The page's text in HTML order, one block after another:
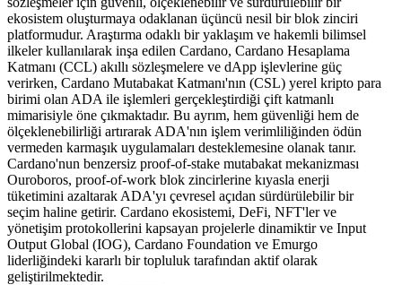
ekosistem oluşturmaya odaklanan üçüncü nesil bir blok zinciri
platformudur. Araştırma odaklı bir yaklaşım ve hakemli bilimsel
ilkeler kullanılarak inşa edilen Cardano, Cardano Hesaplama
Katmanı (CCL) akıllı sözleşmelere ve dApp işlevlerine güç
verirken, Cardano Mutabakat Katmanı'nın (CSL) yerel kripto para
birimi olan ADA ile işlemleri gerçekleştirdiği çift katmanlı
mimarisiyle öne çıkmaktadır. Bu ayrım, hem güvenliği hem de
ölçeklenebilirliği artırarak ADA'nın işlem verimliliğinden ödün
vermeden karmaşık uygulamaları desteklemesine olanak tanır.
Cardano'nun benzersiz proof-of-stake mutabakat mekanizması
Ouroboros, proof-of-work blok zincirlerine kıyasla enerji
tüketimini azaltarak ADA'yı çevresel açıdan sürdürülebilir bir
seçim haline getirir. Cardano ekosistemi, DeFi, NFT'ler ve
yönetişim protokollerini kapsayan projelerle dinamiktir ve Input
Output Global (IOG), Cardano Foundation ve Emurgo
liderliğindeki kararlı bir topluluk tarafından aktif olarak
geliştirilmektedir.